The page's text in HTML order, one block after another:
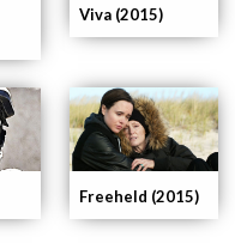
Freeheld (2015)
Viva (2015)